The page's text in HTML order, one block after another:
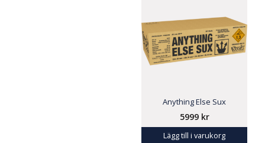
Anything Else Sux
5999 kr
Lägg till i varukorg